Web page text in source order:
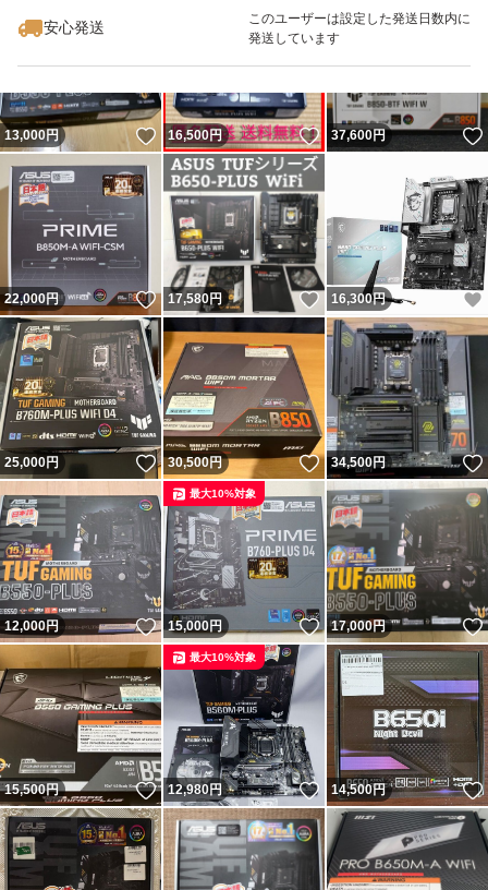
安心発送
このユーザーは設定した発送日数内に
発送しています
13,000円 いいね！
16,500円 いいね！
37,600円
22,000円 いいね！
17,580円 いいね！
16,300円
25,000円 いいね！
30,500円 いいね！
34,500円
12,000円 いいね！
15,000円 いいね！
最大10%対象
17,000円
15,500円 いいね！
12,980円 いいね！
最大10%対象
14,500円